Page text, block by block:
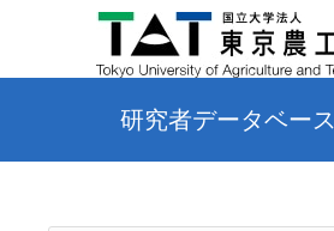
研究者データベース